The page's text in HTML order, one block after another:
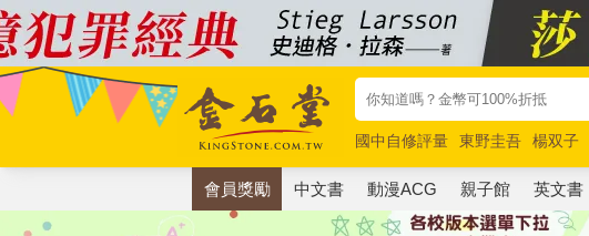
國中自修評量 東野圭吾 楊双子
唯紅花綻放
奧德賽 路邊攤新作
會員獎勵 中文書 動漫ACG 親子館 英文書